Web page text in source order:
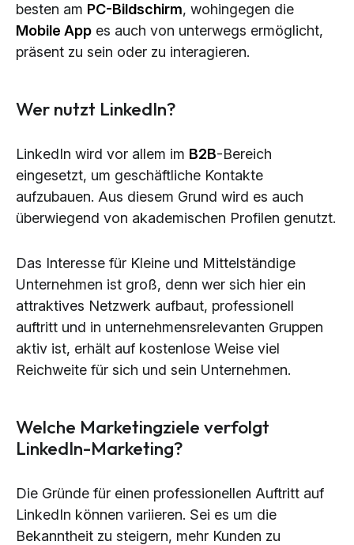
besten am PC-Bildschirm, wohingegen die
Mobile App es auch von unterwegs ermöglicht,
präsent zu sein oder zu interagieren.
Wer nutzt LinkedIn?
LinkedIn wird vor allem im B2B-Bereich
eingesetzt, um geschäftliche Kontakte
aufzubauen. Aus diesem Grund wird es auch
überwiegend von akademischen Profilen genutzt.
Das Interesse für Kleine und Mittelständige
Unternehmen ist groß, denn wer sich hier ein
attraktives Netzwerk aufbaut, professionell
auftritt und in unternehmensrelevanten Gruppen
aktiv ist, erhält auf kostenlose Weise viel
Reichweite für sich und sein Unternehmen.
Welche Marketingziele verfolgt
LinkedIn-Marketing?
Die Gründe für einen professionellen Auftritt auf
LinkedIn können variieren. Sei es um die
Bekanntheit zu steigern, mehr Kunden zu